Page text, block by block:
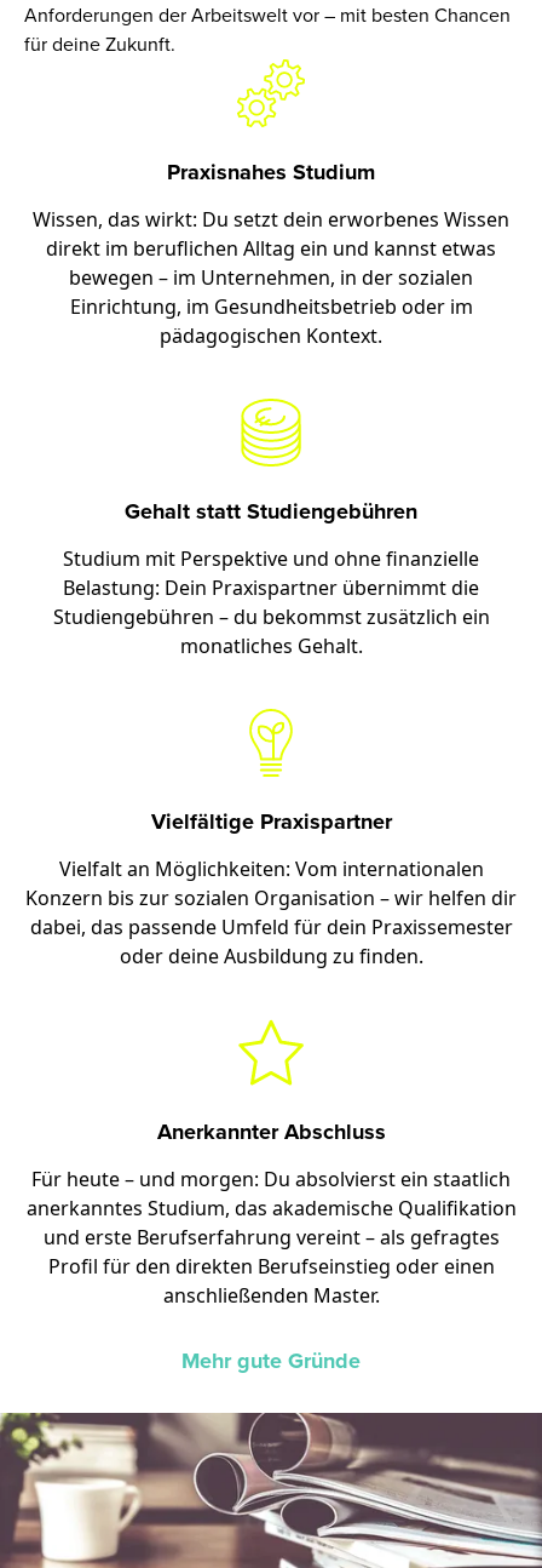
Anforderungen der Arbeitswelt vor – mit besten Chancen
für deine Zukunft.
Praxisnahes Studium
Wissen, das wirkt: Du setzt dein erworbenes Wissen
direkt im beruflichen Alltag ein und kannst etwas
bewegen – im Unternehmen, in der sozialen
Einrichtung, im Gesundheitsbetrieb oder im
pädagogischen Kontext.
Gehalt statt Studiengebühren
Studium mit Perspektive und ohne finanzielle
Belastung: Dein Praxispartner übernimmt die
Studiengebühren – du bekommst zusätzlich ein
monatliches Gehalt.
Vielfältige Praxispartner
Vielfalt an Möglichkeiten: Vom internationalen
Konzern bis zur sozialen Organisation – wir helfen dir
dabei, das passende Umfeld für dein Praxissemester
oder deine Ausbildung zu finden.
Anerkannter Abschluss
Für heute – und morgen: Du absolvierst ein staatlich
anerkanntes Studium, das akademische Qualifikation
und erste Berufserfahrung vereint – als gefragtes
Profil für den direkten Berufseinstieg oder einen
anschließenden Master.
Mehr gute Gründe